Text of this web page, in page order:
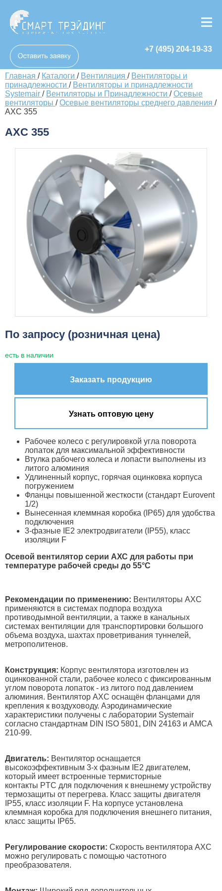
+7 (495) 204-19-33
Главная / Каталоги / Вентиляция / Вентиляторы и
принадлежности / Вентиляторы и принадлежности
Systemair / Вентиляторы и Принадлежности /Осевые
вентиляторы /Осевые вентиляторы среднего давления /
AXC 355
AXC 355
По запросу (розничная цена)
есть в наличии
Заказать продукцию
Узнать оптовую цену
Рабочее колесо с регулировкой угла поворота
лопаток для максимальной эффективности
Втулка рабочего колеса и лопасти выполнены из
литого алюминия
Удлиненный корпус, горячая оцинковка корпуса
погружением
Фланцы повышенной жесткости (стандарт Eurovent
1/2)
Вынесенная клеммная коробка (IP65) для удобства
подключения
3-фазные IE2 электродвигатели (IP55), класс
изоляции F
Осевой вентилятор серии АХС для работы при
температуре рабочей среды до 55°C
Рекомендации по применению: Вентиляторы AXC
применяются в системах подпора воздуха
противодымной вентиляции, а также в канальных
системах вентиляции для транспортировки большого
объема воздуха, шахтах проветривания туннелей,
метрополитенов.
Конструкция: Корпус вентилятора изготовлен из
оцинкованной стали, рабочее колесо с фиксированным
углом поворота лопаток - из литого под давлением
алюминия. Вентилятор AXC оснащён фланцами для
крепления к воздуховоду. Аэродинамические
характеристики получены с лаборатории Systemair
согласно стандартнам DIN ISO 5801, DIN 24163 и AMCA
210-99.
Двигатель: Вентилятор оснащается
высокоэффективным 3-х фазным IE2 двигателем,
который имеет встроенные термисторные
контакты PTC для подключения к внешнему устройству
термозащиты от перегрева. Класс защиты двигателя
IP55, класс изоляции F. На корпусе установлена
клеммная коробка для подключения внешнего питания,
класс защиты IP65.
Регулирование скорости: Скорость вентилятора AXC
можно регулировать с помощью частотного
преобразователя.